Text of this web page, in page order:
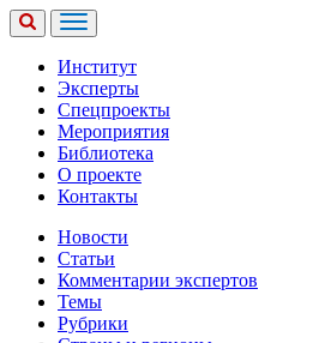
Институт
Эксперты
Спецпроекты
Мероприятия
Библиотека
О проекте
Контакты
Новости
Статьи
Комментарии экспертов
Темы
Рубрики